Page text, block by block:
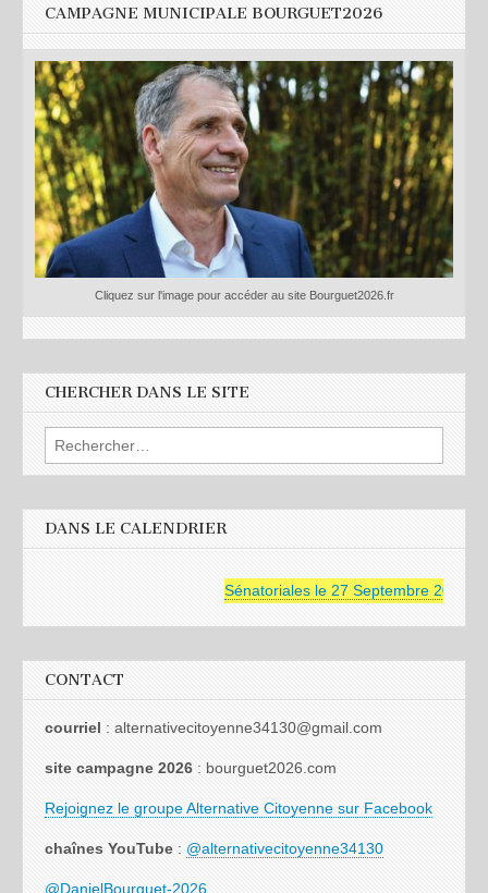
CAMPAGNE MUNICIPALE BOURGUET2026
Cliquez sur l'image pour accéder au site Bourguet2026.fr
CHERCHER DANS LE SITE
Rechercher :
DANS LE CALENDRIER
Sénatoriales le 27 Septembre 2026
CONTACT
courriel : alternativecitoyenne34130@gmail.com
site campagne 2026 : bourguet2026.com
Rejoignez le groupe Alternative Citoyenne sur Facebook
chaînes YouTube : @alternativecitoyenne34130
@DanielBourguet-2026